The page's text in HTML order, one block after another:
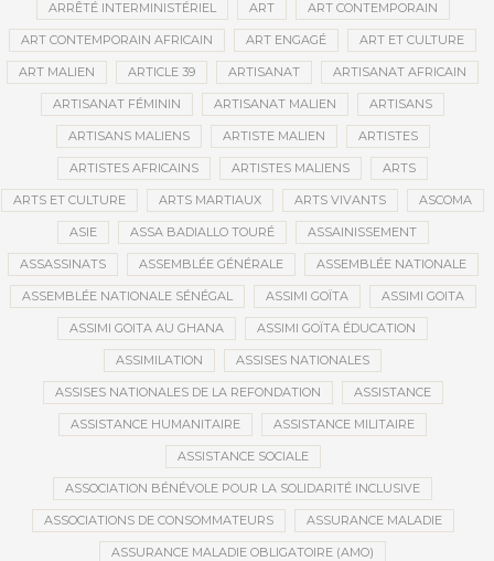
ARRÊTÉ INTERMINISTÉRIEL ART ART CONTEMPORAIN
ART CONTEMPORAIN AFRICAIN ART ENGAGÉ ART ET CULTURE
ART MALIEN ARTICLE 39 ARTISANAT ARTISANAT AFRICAIN
ARTISANAT FÉMININ ARTISANAT MALIEN ARTISANS
ARTISANS MALIENS ARTISTE MALIEN ARTISTES
ARTISTES AFRICAINS ARTISTES MALIENS ARTS
ARTS ET CULTURE ARTS MARTIAUX ARTS VIVANTS ASCOMA
ASIE ASSA BADIALLO TOURÉ ASSAINISSEMENT
ASSASSINATS ASSEMBLÉE GÉNÉRALE ASSEMBLÉE NATIONALE
ASSEMBLÉE NATIONALE SÉNÉGAL ASSIMI GOÏTA ASSIMI GOITA
ASSIMI GOITA AU GHANA ASSIMI GOÏTA ÉDUCATION
ASSIMILATION ASSISES NATIONALES
ASSISES NATIONALES DE LA REFONDATION ASSISTANCE
ASSISTANCE HUMANITAIRE ASSISTANCE MILITAIRE
ASSISTANCE SOCIALE
ASSOCIATION BÉNÉVOLE POUR LA SOLIDARITÉ INCLUSIVE
ASSOCIATIONS DE CONSOMMATEURS ASSURANCE MALADIE
ASSURANCE MALADIE OBLIGATOIRE (AMO)